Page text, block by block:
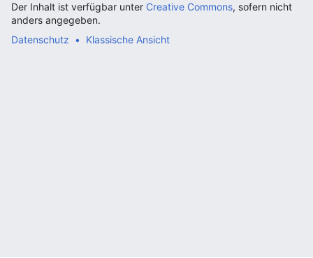
Der Inhalt ist verfügbar unter Creative Commons, sofern nicht
anders angegeben.
Datenschutz
Klassische Ansicht